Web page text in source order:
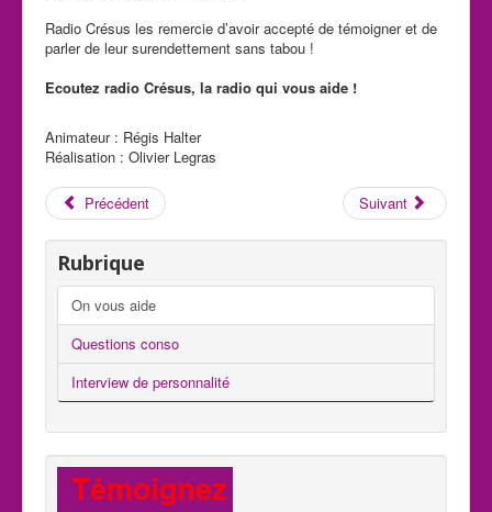
Radio Crésus les remercie d’avoir accepté de témoigner et de
parler de leur surendettement sans tabou !
Ecoutez radio Crésus, la radio qui vous aide !
Animateur : Régis Halter
Réalisation : Olivier Legras
Précédent Suivant
Rubrique
On vous aide
Questions conso
Interview de personnalité